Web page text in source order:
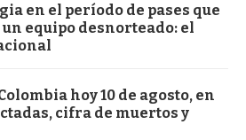
en el período de pases que
un equipo desnorteado: el
hoy 10 de agosto, en
cifra de muertos y